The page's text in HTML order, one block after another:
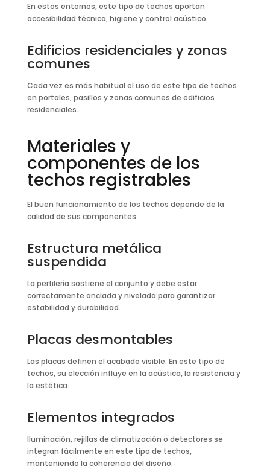
En estos entornos, este tipo de techos aportan
accesibilidad técnica, higiene y control acústico.
Edificios residenciales y zonas
comunes
Cada vez es más habitual el uso de este tipo de techos
en portales, pasillos y zonas comunes de edificios
residenciales.
Materiales y
componentes de los
techos registrables
El buen funcionamiento de los techos depende de la
calidad de sus componentes.
Estructura metálica
suspendida
La perfilería sostiene el conjunto y debe estar
correctamente anclada y nivelada para garantizar
estabilidad y durabilidad.
Placas desmontables
Las placas definen el acabado visible. En este tipo de
techos, su elección influye en la acústica, la resistencia y
la estética.
Elementos integrados
Iluminación, rejillas de climatización o detectores se
integran fácilmente en este tipo de techos,
manteniendo la coherencia del diseño.